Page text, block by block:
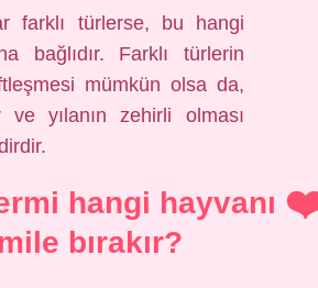
farklı türlerse, bu hangi
bağlıdır. Farklı türlerin
mümkün olsa da,
ve yılanın zehirli olması
hangi hayvanı
bırakır?